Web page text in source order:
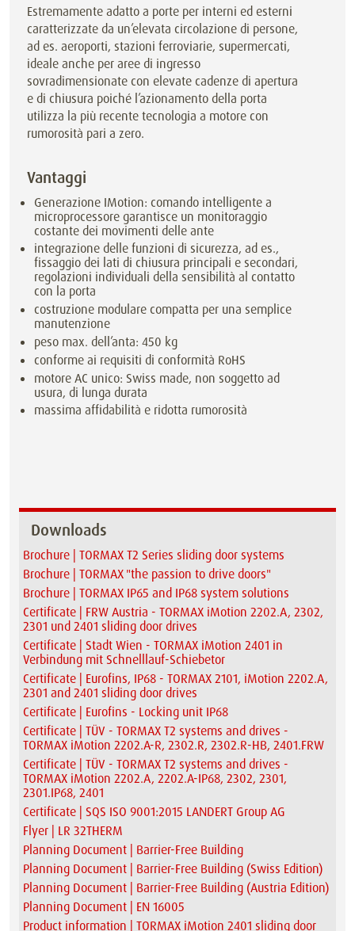
Estremamente adatto a porte per interni ed esterni
caratterizzate da un’elevata circolazione di persone,
ad es. aeroporti, stazioni ferroviarie, supermercati,
ideale anche per aree di ingresso
sovradimensionate con elevate cadenze di apertura
e di chiusura poiché l’azionamento della porta
utilizza la più recente tecnologia a motore con
rumorosità pari a zero.
Vantaggi
Generazione IMotion: comando intelligente a
microprocessore garantisce un monitoraggio
costante dei movimenti delle ante
integrazione delle funzioni di sicurezza, ad es.,
fissaggio dei lati di chiusura principali e secondari,
regolazioni individuali della sensibilità al contatto
con la porta
costruzione modulare compatta per una semplice
manutenzione
peso max. dell’anta: 450 kg
conforme ai requisiti di conformità RoHS
motore AC unico: Swiss made, non soggetto ad
usura, di lunga durata
massima affidabilità e ridotta rumorosità
Downloads
Brochure | TORMAX T2 Series sliding door systems
Brochure | TORMAX "the passion to drive doors"
Brochure | TORMAX IP65 and IP68 system solutions
Certificate | FRW Austria - TORMAX iMotion 2202.A, 2302,
2301 und 2401 sliding door drives
Certificate | Stadt Wien - TORMAX iMotion 2401 in
Verbindung mit Schnelllauf-Schiebetor
Certificate | Eurofins, IP68 - TORMAX 2101, iMotion 2202.A,
2301 and 2401 sliding door drives
Certificate | Eurofins - Locking unit IP68
Certificate | TÜV - TORMAX T2 systems and drives -
TORMAX iMotion 2202.A-R, 2302.R, 2302.R-HB, 2401.FRW
Certificate | TÜV - TORMAX T2 systems and drives -
TORMAX iMotion 2202.A, 2202.A-IP68, 2302, 2301,
2301.IP68, 2401
Certificate | SQS ISO 9001:2015 LANDERT Group AG
Flyer | LR 32THERM
Planning Document | Barrier-Free Building
Planning Document | Barrier-Free Building (Swiss Edition)
Planning Document | Barrier-Free Building (Austria Edition)
Planning Document | EN 16005
Product information | TORMAX iMotion 2401 sliding door